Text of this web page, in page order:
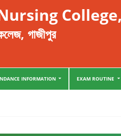
গাজীপুর
INFORMATION EXAM ROUTINE